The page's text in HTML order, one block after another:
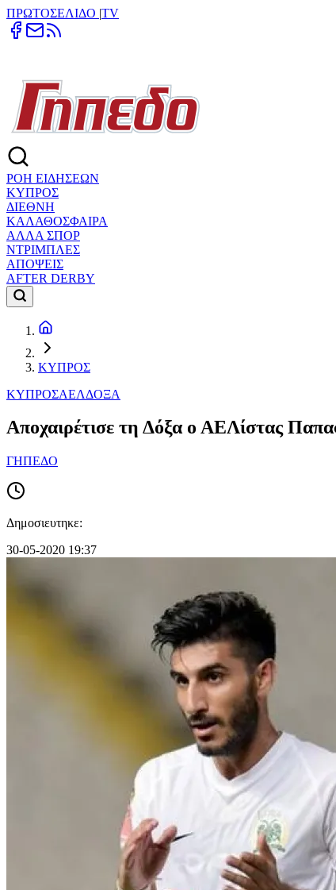
ΠΡΩΤΟΣΕΛΙΔΟ |TV
ΡΟΗ ΕΙΔΗΣΕΩΝ
ΚΥΠΡΟΣ
ΔΙΕΘΝΗ
ΚΑΛΑΘΟΣΦΑΙΡΑ
ΑΛΛΑ ΣΠΟΡ
ΝΤΡΙΜΠΛΕΣ
ΑΠΟΨΕΙΣ
AFTER DERBY
ΚΥΠΡΟΣ
ΚΥΠΡΟΣΑΕΛΔΟΞΑ
Αποχαιρέτισε τη Δόξα ο ΑΕΛίστας
ΓΗΠΕΔΟ
Δημοσιευτηκε:
30-05-2020 19:37